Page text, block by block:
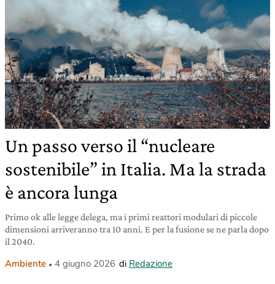
Un passo verso il “nucleare
sostenibile” in Italia. Ma la strada
è ancora lunga
Primo ok alle legge delega, ma i primi reattori modulari di piccole
dimensioni arriveranno tra 10 anni. E per la fusione se ne parla dopo
il 2040.
Ambiente 4 giugno 2026 di Redazione